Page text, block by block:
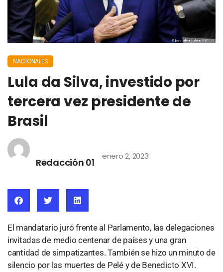
NACIONALES
Lula da Silva, investido por
tercera vez presidente de
Brasil
Redacción 01
enero 2, 2023
El mandatario juró frente al Parlamento, las delegaciones
invitadas de medio centenar de países y una gran
cantidad de simpatizantes. También se hizo un minuto de
silencio por las muertes de Pelé y de Benedicto XVI.